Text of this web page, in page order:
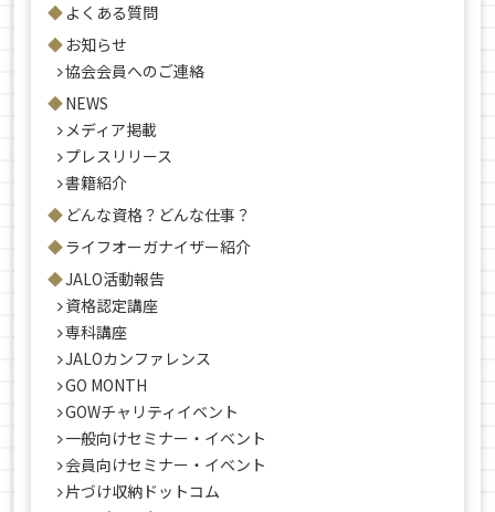
よくある質問
お知らせ
協会会員へのご連絡
NEWS
メディア掲載
プレスリリース
書籍紹介
どんな資格？どんな仕事？
ライフオーガナイザー紹介
JALO活動報告
資格認定講座
専科講座
JALOカンファレンス
GO MONTH
GOWチャリティイベント
一般向けセミナー・イベント
会員向けセミナー・イベント
片づけ収納ドットコム